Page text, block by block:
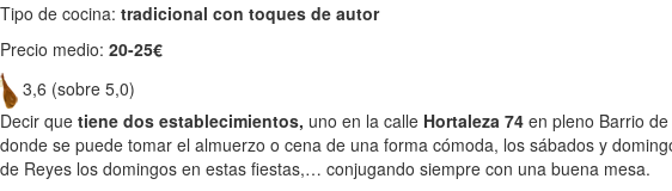
Tipo de cocina: tradicional con toques de autor
Precio medio: 20-25€
3,6 (sobre 5,0)
Decir que tiene dos establecimientos, uno en la calle Hortaleza 74 en pleno Barrio
donde se puede tomar el almuerzo o cena de una forma cómoda, los sábados y
de Reyes los domingos en estas fiestas,… conjugando siempre con una buena mesa.